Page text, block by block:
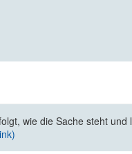
wie die Sache steht